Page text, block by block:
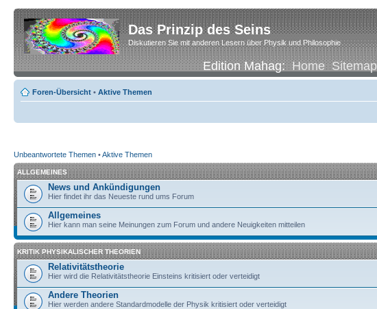
Das Prinzip des Seins
Diskutieren Sie mit anderen Lesern über Physik und Philosophie
Edition Mahag:Home Sitemap
Foren-Übersicht • Aktive Themen
Unbeantwortete Themen •Aktive Themen
ALLGEMEINES
News und Ankündigungen
Hier findet ihr das Neueste rund ums Forum
Allgemeines
Hier kann man seine Meinungen zum Forum und andere Neuigkeiten mitteilen
KRITIK PHYSIKALISCHER THEORIEN
Relativitätstheorie
Hier wird die Relativitätstheorie Einsteins kritisiert oder verteidigt
Andere Theorien
Hier werden andere Standardmodelle der Physik kritisiert oder verteidigt